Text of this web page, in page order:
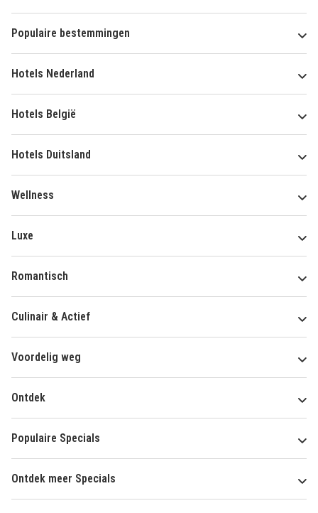
Populaire bestemmingen
Hotels Nederland
Hotels België
Hotels Duitsland
Wellness
Luxe
Romantisch
Culinair & Actief
Voordelig weg
Ontdek
Populaire Specials
Ontdek meer Specials